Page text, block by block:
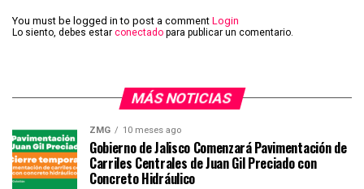
You must be logged in to post a comment Login
Lo siento, debes estar conectado para publicar un comentario.
MÁS NOTICIAS
ZMG 10 meses ago
Gobierno de Jalisco Comenzará Pavimentación de
Carriles Centrales de Juan Gil Preciado con
Concreto Hidráulico